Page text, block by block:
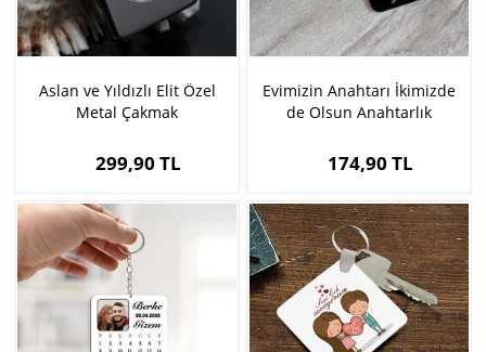
Aslan ve Yıldızlı Elit Özel
Metal Çakmak
299,90 TL
Evimizin Anahtarı İkimizde
de Olsun Anahtarlık
174,90 TL